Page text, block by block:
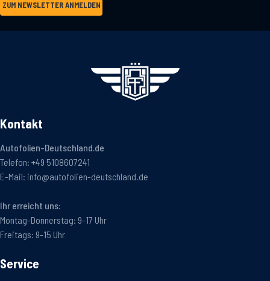
ZUM NEWSLETTER ANMELDEN
Kontakt
Autofolien-Deutschland.de
Telefon: +49 5108607241
E-Mail: info@autofolien-deutschland.de
Ihr erreicht uns:
Montag-Donnerstag: 9-17 Uhr
Freitags: 9-15 Uhr
Service